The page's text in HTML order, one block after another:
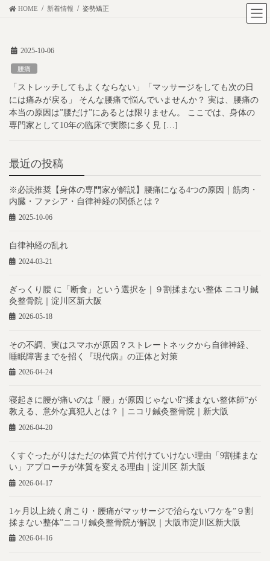
HOME 新着情報 姿勢矯正
2025-10-06
腰痛
「ストレッチしてもよくならない」「マッサージをしても次の日
には痛みが戻る」 そんな腰痛で悩んでいませんか？ 実は、腰痛の
本当の原因は”腰だけ”にあるとは限りません。 ここでは、身体の
専門家として10年の臨床で実際に多く見 […]
最近の投稿
※必読推奨【身体の専門家が解説】腰痛になる4つの原因｜筋肉・
内臓・ファシア・自律神経の関係とは？
2025-10-06
自律神経の乱れ
2024-03-21
ぎっくり腰 に「断食」という選択を｜９割揉まない整体 ニコリ鍼
灸整骨院｜淀川区新大阪
2026-05-18
その不調、実はスマホが原因？ストレートネックから自律神経、
睡眠障害までを招く『現代病』の正体と対策
2026-04-24
寝起きに腰が痛いのは「腰」が原因じゃない⁉︎”揉まない整体師”が
教える、意外な真犯人とは？｜ニコリ鍼灸整骨院｜新大阪
2026-04-20
くすぐったがりはただの体質で片付けていけない理由「9割揉まな
い」アプローチが体質を変える理由｜淀川区 新大阪
2026-04-17
1ヶ月以上続く肩こり・腰痛がマッサージで治らないワケを”９割
揉まない整体”ニコリ鍼灸整骨院が解説｜大阪市淀川区新大阪
2026-04-16